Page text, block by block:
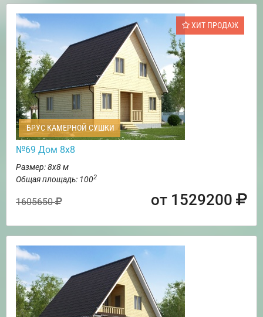
ХИТ ПРОДАЖ
БРУС КАМЕРНОЙ СУШКИ
№69 Дом 8х8
Размер: 8х8 м
Общая площадь: 1002
1605650 от 1529200